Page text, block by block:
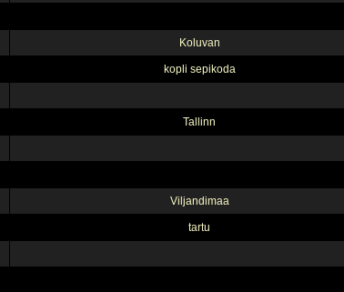
Koluvan
kopli sepikoda
Tallinn
Viljandimaa
tartu